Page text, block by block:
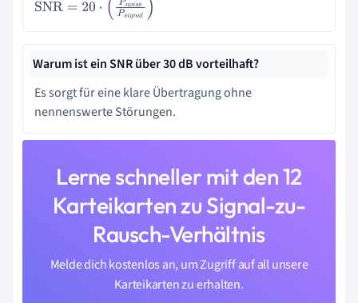
SNR= 20⋅ (Pn o is ePsign a
Warum ist ein SNR über 30 dB vorteilhaft?
Es sorgt für eine klare Übertragung ohne
nennenswerte Störungen.
Lerne schneller mit den 12
Karteikarten zu Signal-zu-
Rausch-Verhältnis
Melde dich kostenlos an, um Zugriff auf all unsere
Karteikarten zu erhalten.